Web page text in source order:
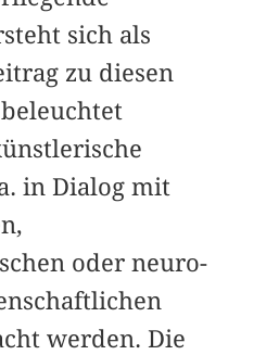
sich als
zu diesen
in Dialog mit
oder neuro-
werden. Die